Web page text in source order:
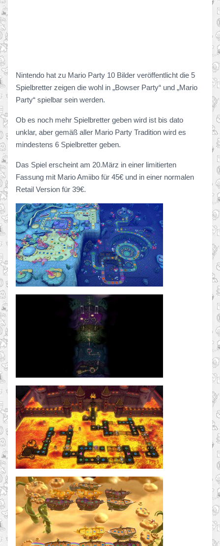
Nintendo hat zu Mario Party 10 Bilder veröffentlicht die 5
Spielbretter zeigen die wohl in „Bowser Party“ und „Mario
Party“ spielbar sein werden.
Ob es noch mehr Spielbretter geben wird ist bis dato
unklar, aber gemäß aller Mario Party Tradition wird es
mindestens 6 Spielbretter geben.
Das Spiel erscheint am 20.März in einer limitierten
Fassung mit Mario Amiibo für 45€ und in einer normalen
Retail Version für 39€.